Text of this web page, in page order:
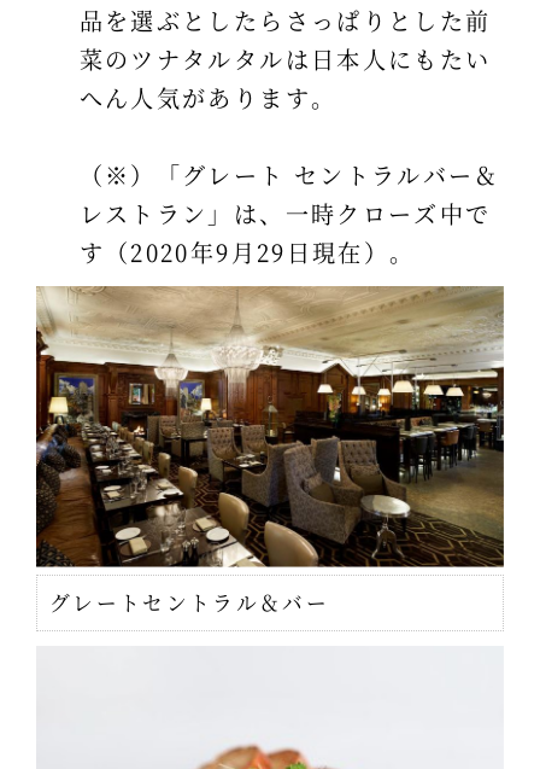
品を選ぶとしたらさっぱりとした前
菜のツナタルタルは日本人にもたい
へん人気があります。
（※）「グレート セントラルバー＆
レストラン」は、一時クローズ中で
す（2020年9月29日現在）。
グレートセントラル＆バー